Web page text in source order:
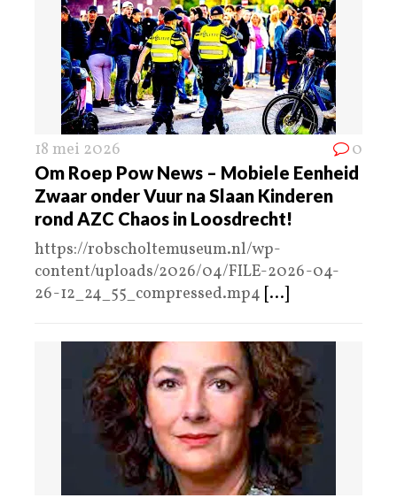
18 mei 2026 0
Om Roep Pow News – Mobiele Eenheid
Zwaar onder Vuur na Slaan Kinderen
rond AZC Chaos in Loosdrecht!
https://robscholtemuseum.nl/wp-
content/uploads/2026/04/FILE-2026-04-
26-12_24_55_compressed.mp4 [...]